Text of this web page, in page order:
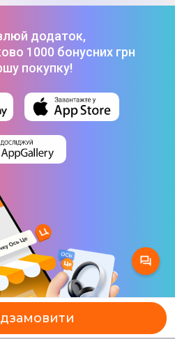
додаток,
1000 бонусних грн
покупку!